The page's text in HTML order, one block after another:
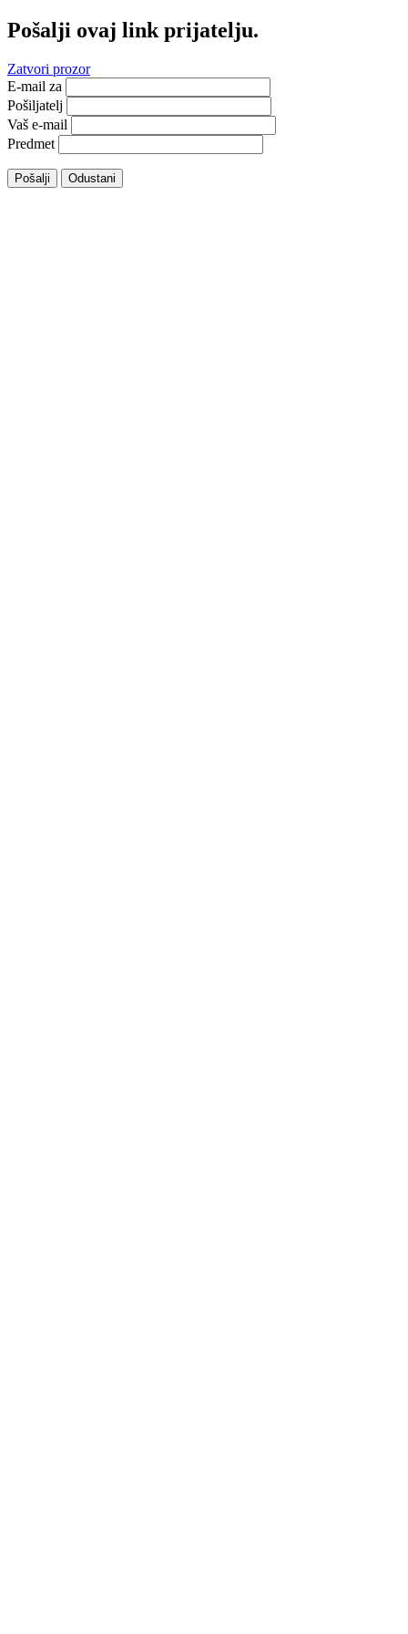
Pošalji ovaj link prijatelju.
Zatvori prozor
E-mail za
Pošiljatelj
Vaš e-mail
Predmet
Pošalji Odustani